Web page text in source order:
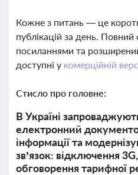
Кожне з питань — це
публікацій за день.
посиланнями та
доступні у комерційній
Стисло про головне:
В Україні
електронний
інформації та
зв’язок: відключення
обговорення тарифної